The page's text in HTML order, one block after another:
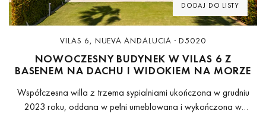
DODAJ DO LISTY
VILAS 6, NUEVA ANDALUCIA · D5020
NOWOCZESNY BUDYNEK W VILAS 6 Z
BASENEM NA DACHU I WIDOKIEM NA MORZE
Współczesna willa z trzema sypialniami ukończona w grudniu
2023 roku, oddana w pełni umeblowana i wykończona w